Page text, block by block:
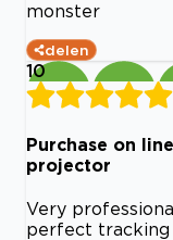
monster
delen
10
Purchase on
projector
Very
perfect tracking